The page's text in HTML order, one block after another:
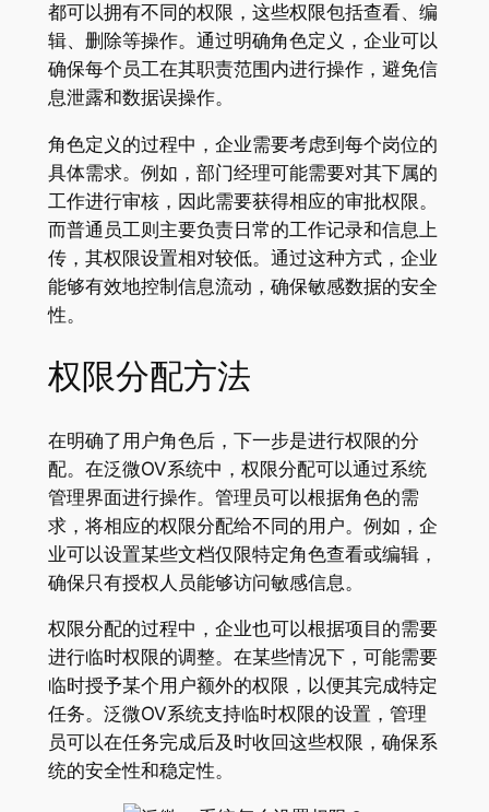
都可以拥有不同的权限，这些权限包括查看、编
辑、删除等操作。通过明确角色定义，企业可以
确保每个员工在其职责范围内进行操作，避免信
息泄露和数据误操作。
角色定义的过程中，企业需要考虑到每个岗位的
具体需求。例如，部门经理可能需要对其下属的
工作进行审核，因此需要获得相应的审批权限。
而普通员工则主要负责日常的工作记录和信息上
传，其权限设置相对较低。通过这种方式，企业
能够有效地控制信息流动，确保敏感数据的安全
性。
权限分配方法
在明确了用户角色后，下一步是进行权限的分
配。在泛微OV系统中，权限分配可以通过系统
管理界面进行操作。管理员可以根据角色的需
求，将相应的权限分配给不同的用户。例如，企
业可以设置某些文档仅限特定角色查看或编辑，
确保只有授权人员能够访问敏感信息。
权限分配的过程中，企业也可以根据项目的需要
进行临时权限的调整。在某些情况下，可能需要
临时授予某个用户额外的权限，以便其完成特定
任务。泛微OV系统支持临时权限的设置，管理
员可以在任务完成后及时收回这些权限，确保系
统的安全性和稳定性。